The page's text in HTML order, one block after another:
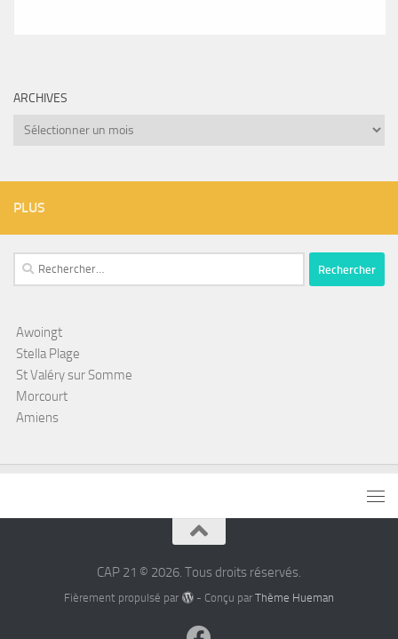
ARCHIVES
Archives
PLUS
Rechercher :
Awoingt
Stella Plage
St Valéry sur Somme
Morcourt
Amiens
CAP 21 © 2026. Tous droits réservés.
Fièrement propulsé par - Conçu par Thème Hueman